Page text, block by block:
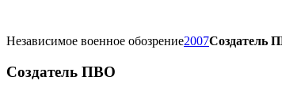
Независимое военное обозрение2007Создатель
Создатель ПВО